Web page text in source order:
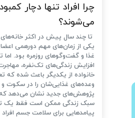
چرا افراد تنها دچار
می‌شوند؟
تا چند سال پیش در اکثر خانه‌های
یکی از زمان‌های مهم دورهمی
غذا و گفت‌وگوهای روزمره بود.
افزایش زندگی‌های تک‌نفره،
خانواده از یکدیگر باعث شده که
وعده‌های غذایی‌شان را در سکوت و
پژوهش‌های جدید نشان می‌دهد که
سبک زندگی ممکن است فقط یک
پیامدهایی برای سلامت جسم